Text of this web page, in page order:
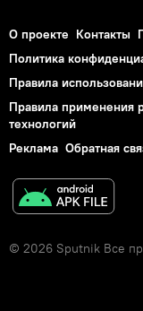
О проекте Контакты
Политика
Правила
Правила применения
технологий
Реклама Обратная
© 2026 Sputnik Все